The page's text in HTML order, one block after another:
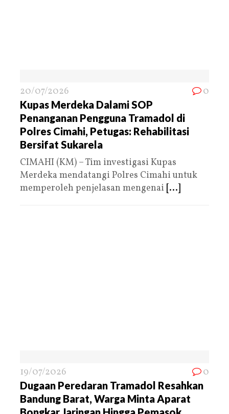
20/07/2026 0
Kupas Merdeka Dalami SOP
Penanganan Pengguna Tramadol di
Polres Cimahi, Petugas: Rehabilitasi
Bersifat Sukarela
CIMAHI (KM) – Tim investigasi Kupas
Merdeka mendatangi Polres Cimahi untuk
memperoleh penjelasan mengenai [...]
19/07/2026 0
Dugaan Peredaran Tramadol Resahkan
Bandung Barat, Warga Minta Aparat